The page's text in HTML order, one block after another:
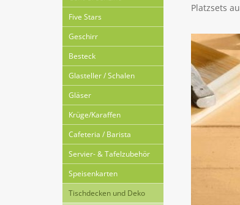
Five Stars
Geschirr
Besteck
Glasteller / Schalen
Gläser
Krüge/Karaffen
Cafeteria / Barista
Servier- & Tafelzubehör
Speisenkarten
Tischdecken und Deko
Platzsets